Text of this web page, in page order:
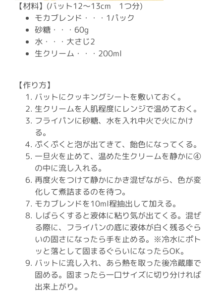
【材料】(バット12〜13cm 1つ分)
モカブレンド・・・1パック
砂糖・・・60g
水・・・大さじ2
生クリーム・・・200ml
【作り方】
バットにクッキングシートを敷いておく。
生クリームを人肌程度にレンジで温めておく。
フライパンに砂糖、水を入れ中火で火にかけ
る。
ぷくぷくと泡が出てきて、飴色になってくる。
一旦火を止めて、温めた生クリームを静かに④
の中に流し入れる。
再度火をつけて静かにかき混ぜながら、色が変
化して煮詰まるのを待つ。
モカブレンドを10ml程抽出して加える。
しばらくすると液体に粘り気が出てくる。混ぜ
る際に、フライパンの底に液体が白く残るぐら
いの固さになったら手を止める。※冷水にポト
ッと落として固まるぐらいになったらOK。
バットに流し入れ、あら熱を取った後冷蔵庫で
固める。固まったら一口サイズに切り分ければ
出来上がり。